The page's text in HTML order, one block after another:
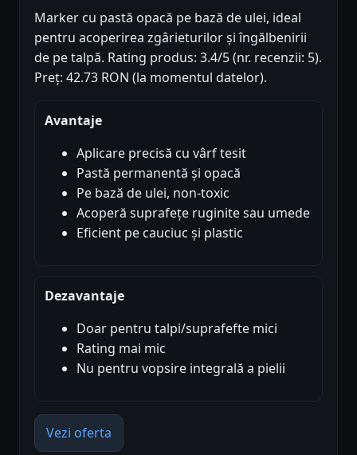
Marker cu pastă opacă pe bază de ulei, ideal
pentru acoperirea zgârieturilor și îngălbenirii
de pe talpă. Rating produs: 3.4/5 (nr. recenzii: 5).
Preț: 42.73 RON (la momentul datelor).
Avantaje
Aplicare precisă cu vârf tesit
Pastă permanentă și opacă
Pe bază de ulei, non-toxic
Acoperă suprafețe ruginite sau umede
Eficient pe cauciuc și plastic
Dezavantaje
Doar pentru talpi/suprafefte mici
Rating mai mic
Nu pentru vopsire integrală a pielii
Vezi oferta